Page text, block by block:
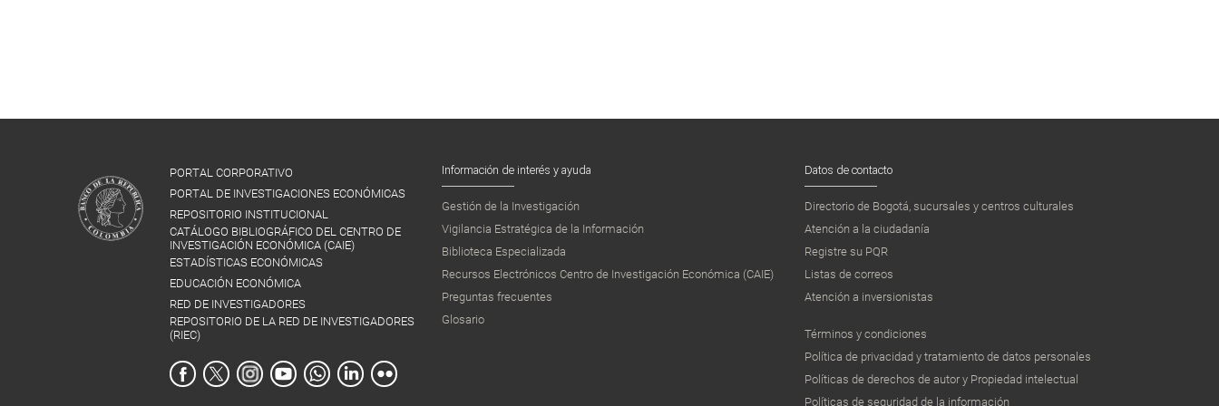
PORTAL CORPORATIVO
PORTAL DE INVESTIGACIONES ECONÓMICAS
REPOSITORIO INSTITUCIONAL
CATÁLOGO BIBLIOGRÁFICO DEL CENTRO DE
INVESTIGACIÓN ECONÓMICA (CAIE)
ESTADÍSTICAS ECONÓMICAS
EDUCACIÓN ECONÓMICA
RED DE INVESTIGADORES
REPOSITORIO DE LA RED DE INVESTIGADORES
(RIEC)
Información de interés y ayuda
Gestión de la Investigación
Vigilancia Estratégica de la Información
Biblioteca Especializada
Recursos Electrónicos Centro de Investigación Económica (CAIE)
Preguntas frecuentes
Glosario
Datos de contacto
Directorio de Bogotá, sucursales y centros culturales
Atención a la ciudadanía
Registre su PQR
Listas de correos
Atención a inversionistas
Términos y condiciones
Política de privacidad y tratamiento de datos personales
Políticas de derechos de autor y Propiedad intelectual
Políticas de seguridad de la información